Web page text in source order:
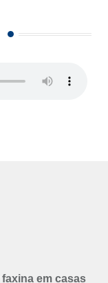
em casas